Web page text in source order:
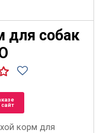
для собак
корм для